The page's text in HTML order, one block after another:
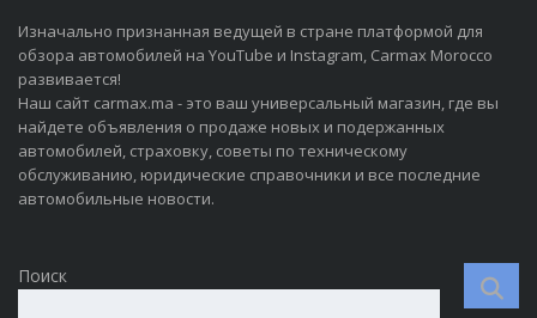
Изначально признанная ведущей в стране платформой для
обзора автомобилей на YouTube и Instagram, Carmax Morocco
развивается!
Наш сайт carmax.ma - это ваш универсальный магазин, где вы
найдете объявления о продаже новых и подержанных
автомобилей, страховку, советы по техническому
обслуживанию, юридические справочники и все последние
автомобильные новости.
Поиск